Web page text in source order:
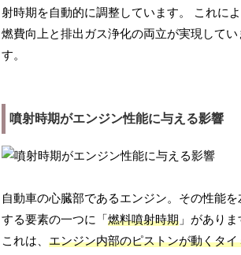
射時期を自動的に調整しています。 これによ
燃費向上と排出ガス浄化の両立が実現してい
す。
噴射時期がエンジン性能に与える影響
自動車の心臓部であるエンジン。その性能を
する要素の一つに「燃料噴射時期 」がありま
これは、エンジン内部のピストンが動くタイ